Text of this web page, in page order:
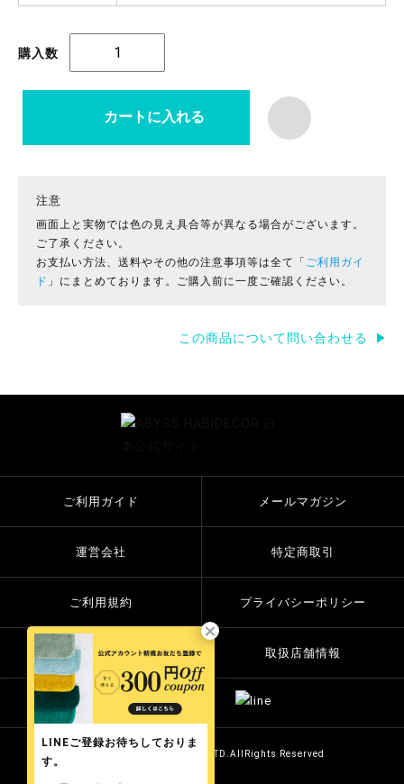
購入数
注意
画面上と実物では色の見え具合等が異なる場合がございます。
ご了承ください。
お支払い方法、送料やその他の注意事項等は全て「 ご利用ガイ
ド 」にまとめております。ご購入前に一度ご確認ください。
この商品について問い合わせる
ご利用ガイド メールマガジン
運営会社 特定商取引
ご利用規約 プライバシーポリシー
お問い合わせ 取扱店舗情報
Copyright © 2014 MST Co.LTD.AllRights Reserved
LINEご登録お待ちしておりま
す。